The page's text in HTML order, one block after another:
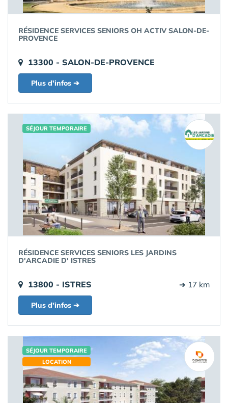
RÉSIDENCE SERVICES SENIORS OH ACTIV SALON-DE-
PROVENCE
13300 - SALON-DE-PROVENCE
Plus d'infos ➔
SÉJOUR TEMPORAIRE
RÉSIDENCE SERVICES SENIORS LES JARDINS
D'ARCADIE D' ISTRES
13800 - ISTRES ➔ 17 km
Plus d'infos ➔
SÉJOUR TEMPORAIRE
LOCATION